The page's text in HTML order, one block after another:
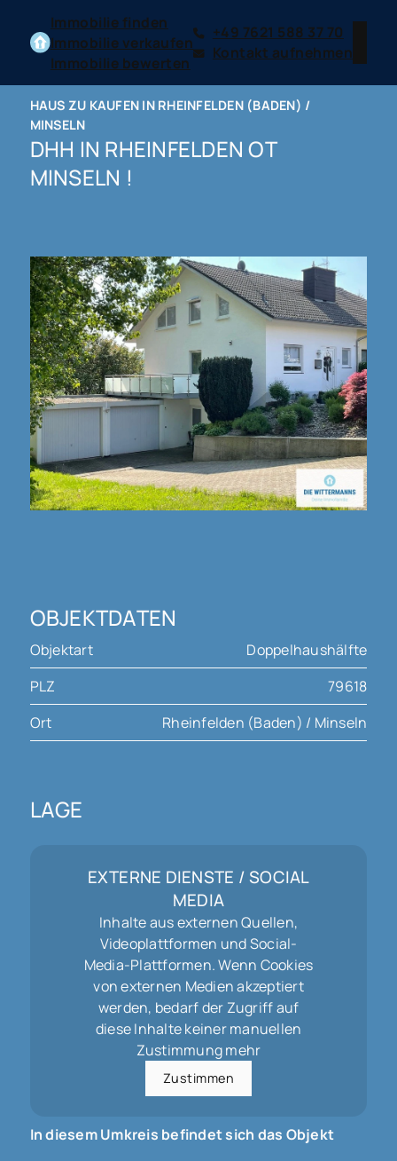
Immobilie finden
Immobilie verkaufen
Immobilie bewerten
+49 7621 588 37 70
Kontakt aufnehmen
HAUS ZU KAUFEN IN RHEINFELDEN (BADEN) /
MINSELN
DHH IN RHEINFELDEN OT
MINSELN !
OBJEKTDATEN
Objektart
Doppelhaushälfte
PLZ
79618
Ort
Rheinfelden (Baden) / Minseln
LAGE
EXTERNE DIENSTE / SOCIAL
MEDIA
Inhalte aus externen Quellen,
Videoplattformen und Social-
Media-Plattformen. Wenn Cookies
von externen Medien akzeptiert
werden, bedarf der Zugriff auf
diese Inhalte keiner manuellen
Zustimmung mehr
Zustimmen
In diesem Umkreis befindet sich das Objekt